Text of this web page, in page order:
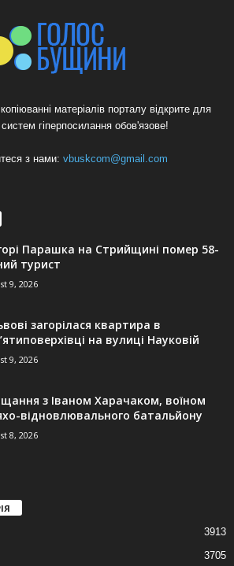
матеріалів порталу відкрите для
гіперпосилання обов'язове!
з нами: vbuskcom@gmail.com
Парашка на Стрийщині помер 58-
турист
9, 2026
загорілася квартира в
на вулиці Науковій
9, 2026
з Іваном Харачаком, воїном
відновлювального батальйону
8, 2026
3913
3705